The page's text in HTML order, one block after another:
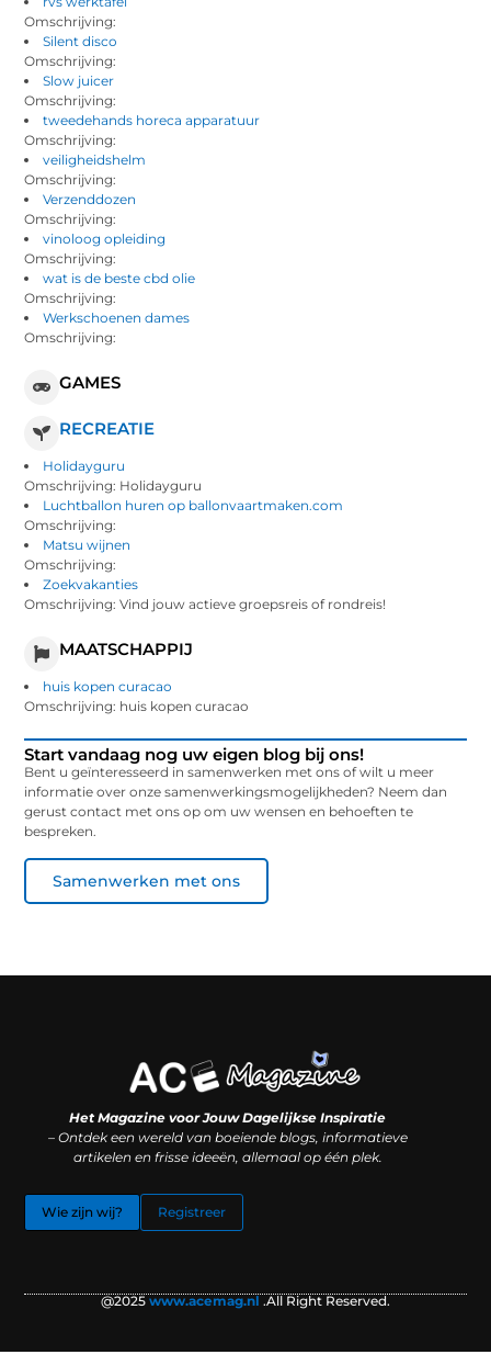
Omschrijving:
Silent disco
Omschrijving:
Slow juicer
Omschrijving:
tweedehands horeca apparatuur
Omschrijving:
veiligheidshelm
Omschrijving:
Verzenddozen
Omschrijving:
vinoloog opleiding
Omschrijving:
wat is de beste cbd olie
Omschrijving:
Werkschoenen dames
Omschrijving:
GAMES
RECREATIE
Holidayguru
Omschrijving: Holidayguru
Luchtballon huren op ballonvaartmaken.com
Omschrijving:
Matsu wijnen
Omschrijving:
Zoekvakanties
Omschrijving: Vind jouw actieve groepsreis of rondreis!
MAATSCHAPPIJ
huis kopen curacao
Omschrijving: huis kopen curacao
Start vandaag nog uw eigen blog bij ons!
Bent u geïnteresseerd in samenwerken met ons of wilt u meer
informatie over onze samenwerkingsmogelijkheden? Neem dan
gerust contact met ons op om uw wensen en behoeften te
bespreken.
Samenwerken met ons
Het Magazine voor Jouw Dagelijkse Inspiratie
– Ontdek een wereld van boeiende blogs, informatieve
artikelen en frisse ideeën, allemaal op één plek.
Wie zijn wij? Registreer
@2025 www.acemag.nl .All Right Reserved.